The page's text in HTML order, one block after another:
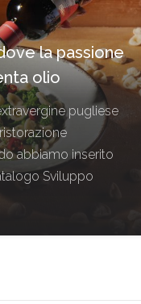
la passione
olio
pugliese
abbiamo inserito
Sviluppo